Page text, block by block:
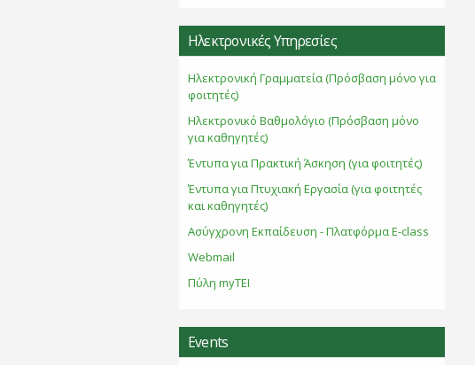
Ηλεκτρονικές Υπηρεσίες
Ηλεκτρονική Γραμματεία (Πρόσβαση μόνο για
φοιτητές)
Ηλεκτρονικό Βαθμολόγιο (Πρόσβαση μόνο
για καθηγητές)
Έντυπα για Πρακτική Άσκηση (για φοιτητές)
Έντυπα για Πτυχιακή Εργασία (για φοιτητές
και καθηγητές)
Ασύγχρονη Εκπαίδευση - Πλατφόρμα E-class
Webmail
Πύλη myTEI
Events